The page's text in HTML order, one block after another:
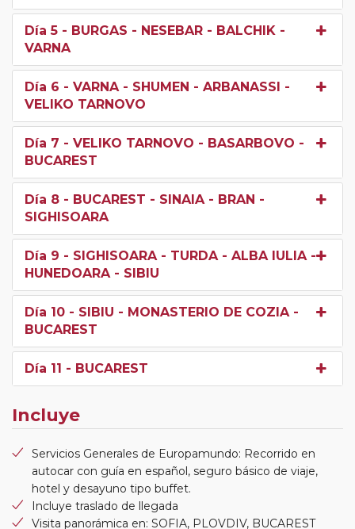
Día 5 - BURGAS - NESEBAR - BALCHIK -
VARNA
Día 6 - VARNA - SHUMEN - ARBANASSI -
VELIKO TARNOVO
Día 7 - VELIKO TARNOVO - BASARBOVO -
BUCAREST
Día 8 - BUCAREST - SINAIA - BRAN -
SIGHISOARA
Día 9 - SIGHISOARA - TURDA - ALBA IULIA -
HUNEDOARA - SIBIU
Día 10 - SIBIU - MONASTERIO DE COZIA -
BUCAREST
Día 11 - BUCAREST
Incluye
Servicios Generales de Europamundo: Recorrido en
autocar con guía en español, seguro básico de viaje,
hotel y desayuno tipo buffet.
Incluye traslado de llegada
Visita panorámica en: SOFIA, PLOVDIV, BUCAREST